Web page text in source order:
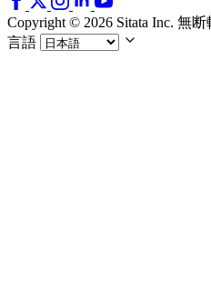
Copyright © 2026 Sitata Inc. 無
言語